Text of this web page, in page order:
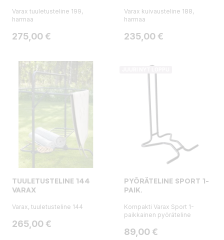
Varax tuuletusteline 199,
harmaa
Hinta
275,00 €
Varax kuivausteline 188,
harmaa
Hinta
235,00 €
TUULETUSTELINE 144
VARAX
Varax, tuuletusteline 144
Hinta
265,00 €
PYÖRÄTELINE SPORT 1-
PAIK.
Kompakti Varax Sport 1-
paikkainen pyöräteline
Hinta
89,00 €